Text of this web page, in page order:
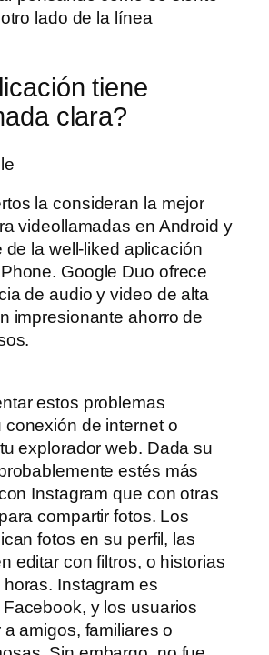
lado de la línea
tiene
clara?
la consideran la mejor
videollamadas en Android y
de la well-liked aplicación
Google Duo ofrece
de audio y video de alta
impresionante ahorro de
estos problemas
conexión de internet o
explorador web. Dada su
estés más
Instagram que con otras
compartir fotos. Los
fotos en su perfil, las
editar con filtros, o historias
Instagram es
y los usuarios
amigos, familiares o